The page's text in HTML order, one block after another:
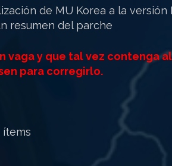
de MU Korea a la versión
resumen del parche
vaga y que tal vez contenga
para corregirlo.
ítems